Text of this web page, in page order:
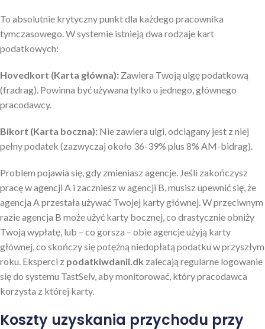
To absolutnie krytyczny punkt dla każdego pracownika
tymczasowego. W systemie istnieją dwa rodzaje kart
podatkowych:
Hovedkort (Karta główna): Zawiera Twoją ulgę podatkową
(fradrag). Powinna być używana tylko u jednego, głównego
pracodawcy.
Bikort (Karta boczna): Nie zawiera ulgi, odciągany jest z niej
pełny podatek (zazwyczaj około 36-39% plus 8% AM-bidrag).
Problem pojawia się, gdy zmieniasz agencje. Jeśli zakończysz
pracę w agencji A i zaczniesz w agencji B, musisz upewnić się, że
agencja A przestała używać Twojej karty głównej. W przeciwnym
razie agencja B może użyć karty bocznej, co drastycznie obniży
Twoją wypłatę, lub – co gorsza – obie agencje użyją karty
głównej, co skończy się potężną niedopłatą podatku w przyszłym
roku. Eksperci z podatkiwdanii.dk zalecają regularne logowanie
się do systemu TastSelv, aby monitorować, który pracodawca
korzysta z której karty.
Koszty uzyskania przychodu przy